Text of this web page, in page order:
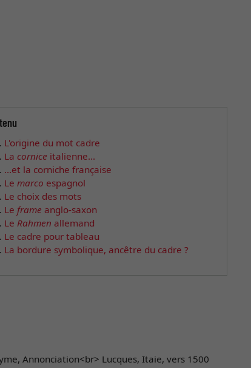
L'origine du mot cadre
La cornice italienne...
...et la corniche française
Le marco espagnol
Le choix des mots
Le frame anglo-saxon
Le Rahmen allemand
Le cadre pour tableau
La bordure symbolique, ancêtre du cadre ?